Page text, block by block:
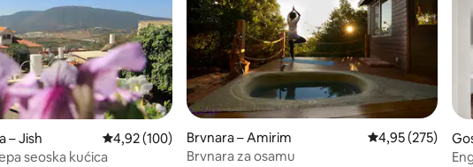
– Jish Prosječna ocjena: 4,92/5, recenzija: 100
4,92 (100)
seoska kućica
Brvnara – Amirim Prosječna
4,95 (275)
Brvnara za osamu